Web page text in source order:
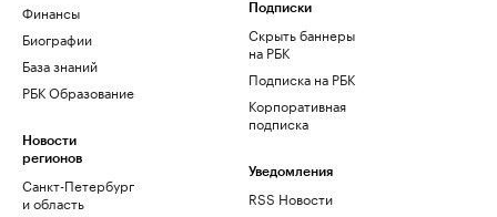
Финансы
Биографии
База знаний
РБК Образование
Новости
регионов
Санкт-Петербург
и область
Подписки
Скрыть баннеры
на РБК
Подписка на РБК
Корпоративная
подписка
Уведомления
RSS Новости